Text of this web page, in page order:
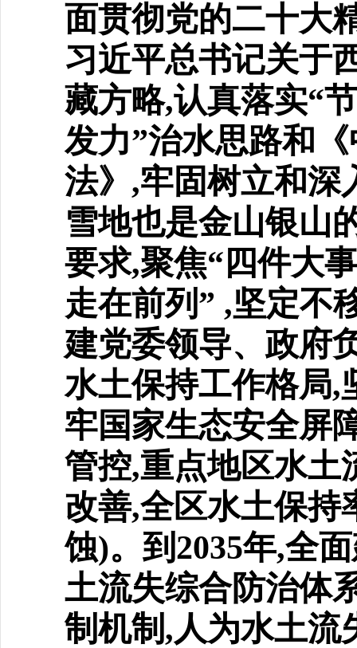
面贯彻党的二十大
习近平总书记关于
藏方略,认真落实“
发力”治水思路和
法》,牢固树立和深
雪地也是金山银山
要求,聚焦“四件大
走在前列” ,坚定不
建党委领导、政府
水土保持工作格局,
牢国家生态安全屏
管控,重点地区水土
改善,全区水土保持
蚀)。到2035年,全
土流失综合防治体
制机制,人为水土流